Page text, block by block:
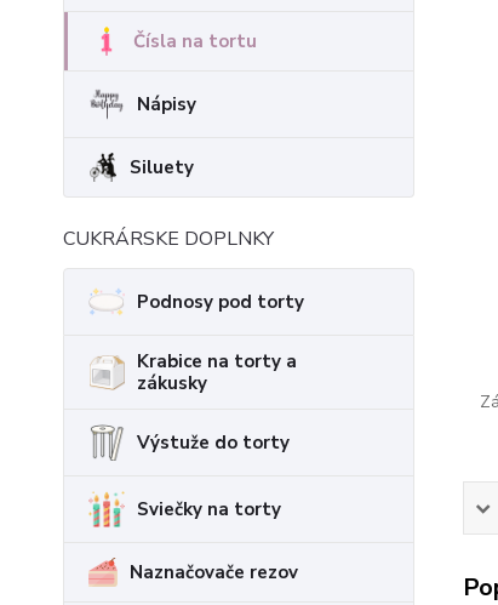
Čísla na tortu
Nápisy
Siluety
CUKRÁRSKE DOPLNKY
Podnosy pod torty
Krabice na torty a
zákusky
Výstuže do torty
Sviečky na torty
Naznačovače rezov